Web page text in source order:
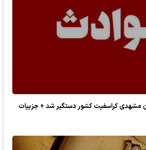
مشهدی کراسفیت کشور دستگیر شد + جزییات